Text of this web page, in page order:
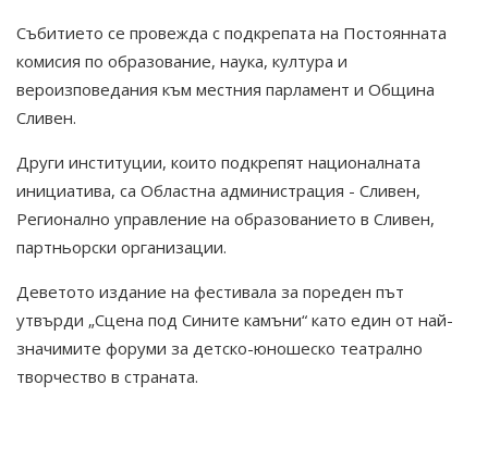
Събитието се провежда с подкрепата на Постоянната
комисия по образование, наука, култура и
вероизповедания към местния парламент и Община
Сливен.
Други институции, които подкрепят националната
инициатива, са Областна администрация - Сливен,
Регионално управление на образованието в Сливен,
партньорски организации.
Деветото издание на фестивала за пореден път
утвърди „Сцена под Сините камъни“ като един от най-
значимите форуми за детско-юношеско театрално
творчество в страната.